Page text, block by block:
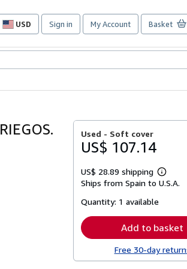
USD
Site
preferences
Sign in My Account Basket
Used - Soft cover
US$ 107.14
US$ 28.89 shipping
Learn
more
Ships from Spain to U.S.A.
Quantity: 1 available
Add to basket
Free 30-day